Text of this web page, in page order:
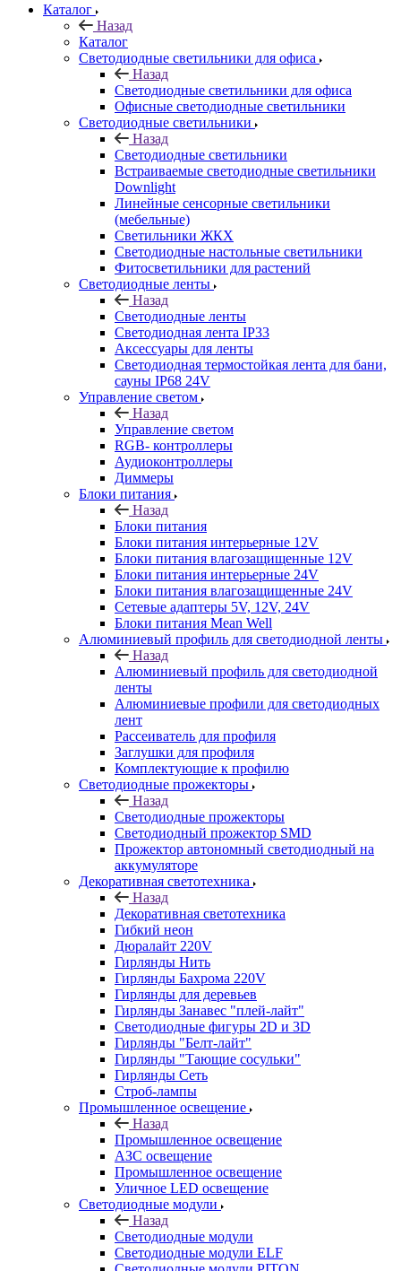
Каталог
Назад
Каталог
Светодиодные светильники для офиса
Назад
Светодиодные светильники для офиса
Офисные светодиодные светильники
Светодиодные светильники
Назад
Светодиодные светильники
Встраиваемые светодиодные светильники
Downlight
Линейные сенсорные светильники
(мебельные)
Светильники ЖКХ
Светодиодные настольные светильники
Фитосветильники для растений
Светодиодные ленты
Назад
Светодиодные ленты
Светодиодная лента IP33
Аксессуары для ленты
Светодиодная термостойкая лента для бани,
сауны IP68 24V
Управление светом
Назад
Управление светом
RGB- контроллеры
Аудиоконтроллеры
Диммеры
Блоки питания
Назад
Блоки питания
Блоки питания интерьерные 12V
Блоки питания влагозащищенные 12V
Блоки питания интерьерные 24V
Блоки питания влагозащищенные 24V
Сетевые адаптеры 5V, 12V, 24V
Блоки питания Mean Well
Алюминиевый профиль для светодиодной ленты
Назад
Алюминиевый профиль для светодиодной
ленты
Алюминиевые профили для светодиодных
лент
Рассеиватель для профиля
Заглушки для профиля
Комплектующие к профилю
Светодиодные прожекторы
Назад
Светодиодные прожекторы
Светодиодный прожектор SMD
Прожектор автономный светодиодный на
аккумуляторе
Декоративная светотехника
Назад
Декоративная светотехника
Гибкий неон
Дюралайт 220V
Гирлянды Нить
Гирлянды Бахрома 220V
Гирлянды для деревьев
Гирлянды Занавес "плей-лайт"
Светодиодные фигуры 2D и 3D
Гирлянды "Белт-лайт"
Гирлянды "Тающие сосульки"
Гирлянды Сеть
Строб-лампы
Промышленное освещение
Назад
Промышленное освещение
АЗС освещение
Промышленное освещение
Уличное LED освещение
Светодиодные модули
Назад
Светодиодные модули
Светодиодные модули ELF